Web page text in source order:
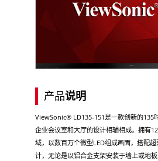
产品说明
ViewSonic® LD135-151是一款创新的135
企业会议室和大厅的设计相辅相成。拥有
域，以数百万个微型LED组成画面，搭配
计，无论是以铝合金支架安装于墙上或地